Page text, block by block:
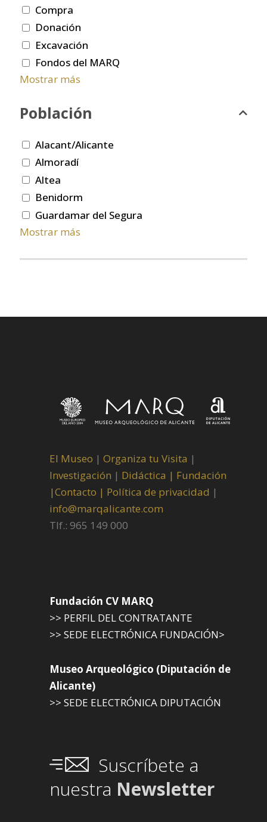
Compra
Donación
Excavación
Fondos del MARQ
Mostrar más
Población
Alacant/Alicante
Almoradí
Altea
Benidorm
Guardamar del Segura
Mostrar más
El Museo | Organiza tu Visita |
Investigación | Didáctica | Fundación
|Contacto | Política de privacidad |
info@marqalicante.com
Tlf.: 965 149 000
Fundación CV MARQ
>> PERFIL DEL CONTRATANTE
>> SEDE ELECTRÓNICA FUNDACIÓN>
Museo Arqueológico (Diputación de
Alicante)
>> SEDE ELECTRÓNICA DIPUTACIÓN
Suscríbete a
nuestra Newsletter